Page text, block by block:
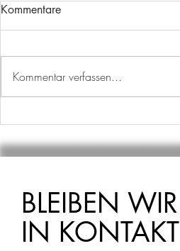
Kommentare
Kommentar verfassen...
BLEIBEN WIR
IN KONTAKT